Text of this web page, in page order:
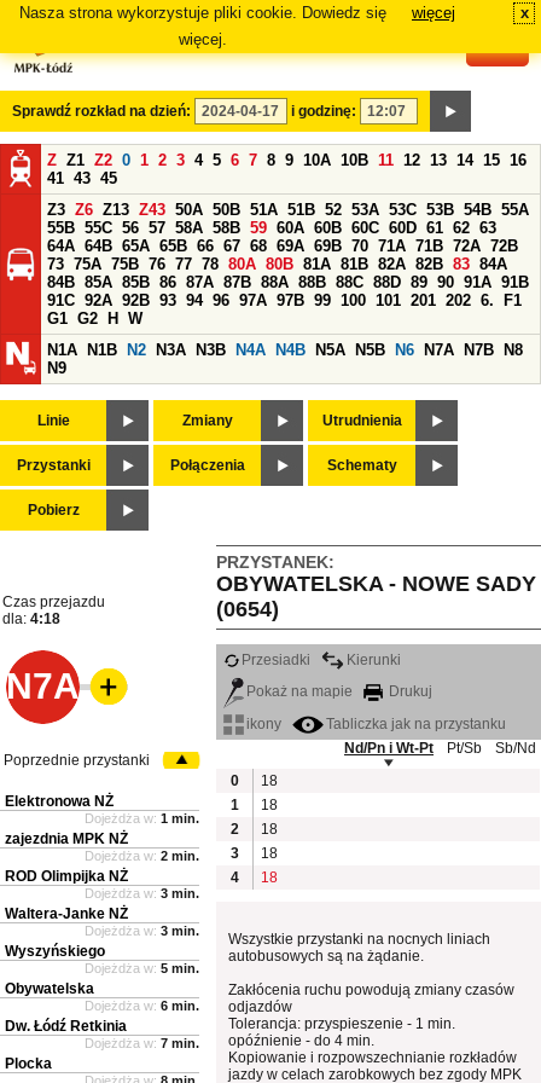
Nasza strona wykorzystuje pliki cookie. Dowiedz się
więcej.
więcej x
Sprawdź rozkład na dzień: i godzinę:
Z Z1 Z2 0 1 2 3 4 5 6 7 8 9 10A 10B 11 12 13 14 15 16
41 43 45
Z3 Z6 Z13 Z43 50A 50B 51A 51B 52 53A 53C 53B 54B 55A
55B 55C 56 57 58A 58B 59 60A 60B 60C 60D 61 62 63
64A 64B 65A 65B 66 67 68 69A 69B 70 71A 71B 72A 72B
73 75A 75B 76 77 78 80A 80B 81A 81B 82A 82B 83 84A
84B 85A 85B 86 87A 87B 88A 88B 88C 88D 89 90 91A 91B
91C 92A 92B 93 94 96 97A 97B 99 100 101 201 202 6.
F1
G1 G2 H
W
N1A
N1B N2 N3A N3B N4A N4B N5A N5B N6 N7A N7B
N8
N9
Linie Zmiany Utrudnienia
Przystanki Połączenia Schematy
Pobierz
PRZYSTANEK:
OBYWATELSKA - NOWE SADY
(0654)
Czas przejazdu
dla: 4:18
N7A
Przesiadki
Kierunki
Pokaż na mapie
Drukuj
ikony
Tabliczka jak na przystanku
Nd/Pn i Wt-Pt
Pt/Sb
Sb/Nd
0
18
1
18
2
18
3
18
4
18
Wszystkie przystanki na nocnych liniach
autobusowych są na żądanie.
Zakłócenia ruchu powodują zmiany czasów
odjazdów
Tolerancja: przyspieszenie - 1 min.
opóźnienie - do 4 min.
Kopiowanie i rozpowszechnianie rozkładów
jazdy w celach zarobkowych bez zgody MPK
Poprzednie przystanki
Elektronowa NŻ
Dojeżdża w: 1 min.
zajezdnia MPK NŻ
Dojeżdża w: 2 min.
ROD Olimpijka NŻ
Dojeżdża w: 3 min.
Waltera-Janke NŻ
Dojeżdża w: 3 min.
Wyszyńskiego
Dojeżdża w: 5 min.
Obywatelska
Dojeżdża w: 6 min.
Dw. Łódź Retkinia
Dojeżdża w: 7 min.
Plocka